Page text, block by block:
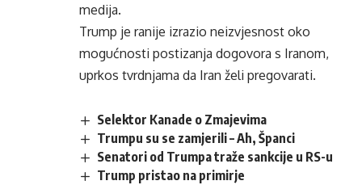
medija.
Trump je ranije izrazio neizvjesnost oko
mogućnosti postizanja dogovora s Iranom,
uprkos tvrdnjama da Iran želi pregovarati.
Selektor Kanade o Zmajevima
Trumpu su se zamjerili – Ah, Španci
Senatori od Trumpa traže sankcije u RS-u
Trump pristao na primirje